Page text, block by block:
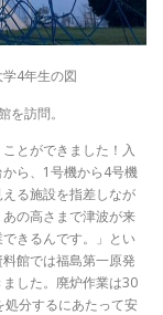
4年生の図
訪問。
とができました！入
ら、1号機から4号機
る施設を指差しなが
の高さまで津波が来
きるんです。」とい
館では福島第一原発
した。廃炉作業は30
処分するにあたって安